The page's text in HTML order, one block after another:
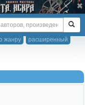
расширенный
жанру